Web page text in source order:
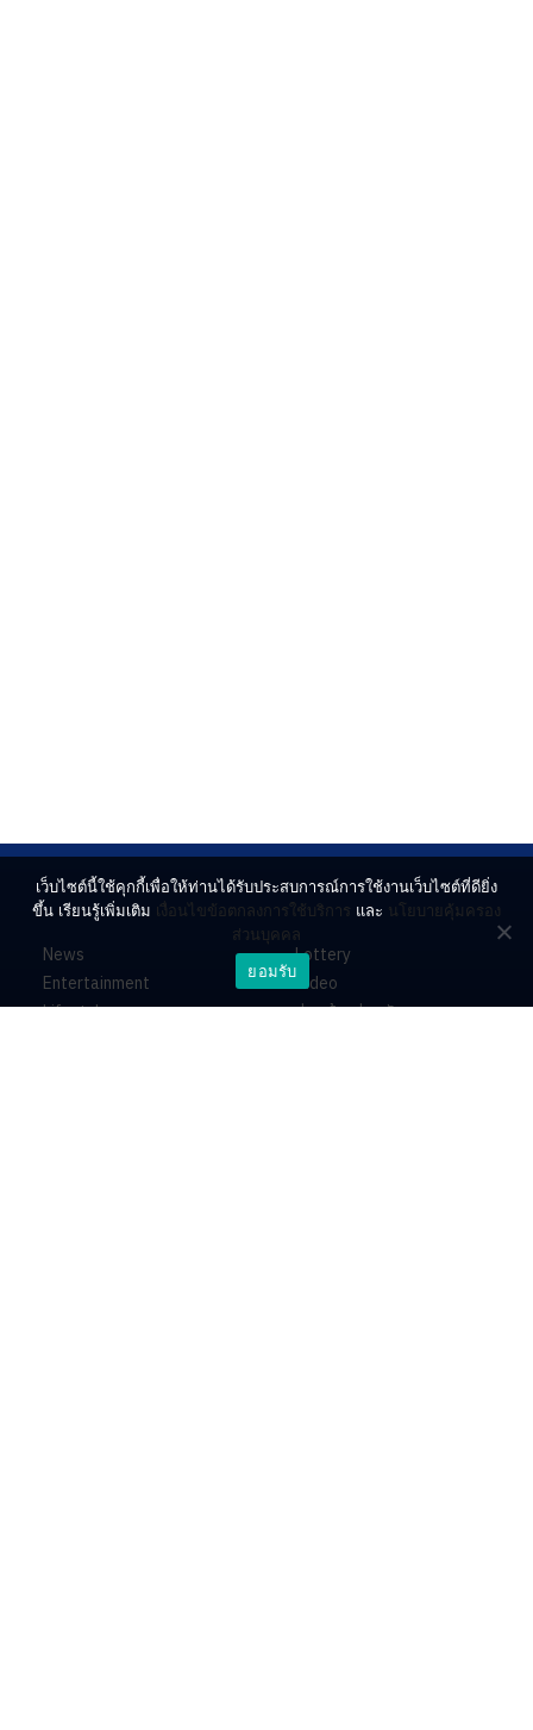
News
Entertainment
Lifestyle
Lottery
Video
ร่วมด้วยช่วยกัน
เว็บไซต์นี้ใช้คุกกี้เพื่อให้ท่านได้รับประสบการณ์การใช้งานเว็บไซต์ที่ดียิ่ง
ขึ้น เรียนรู้เพิ่มเติม เงื่อนไขข้อตกลงการใช้บริการ และ นโยบายคุ้มครอง
ส่วนบุคคล
ยอมรับ